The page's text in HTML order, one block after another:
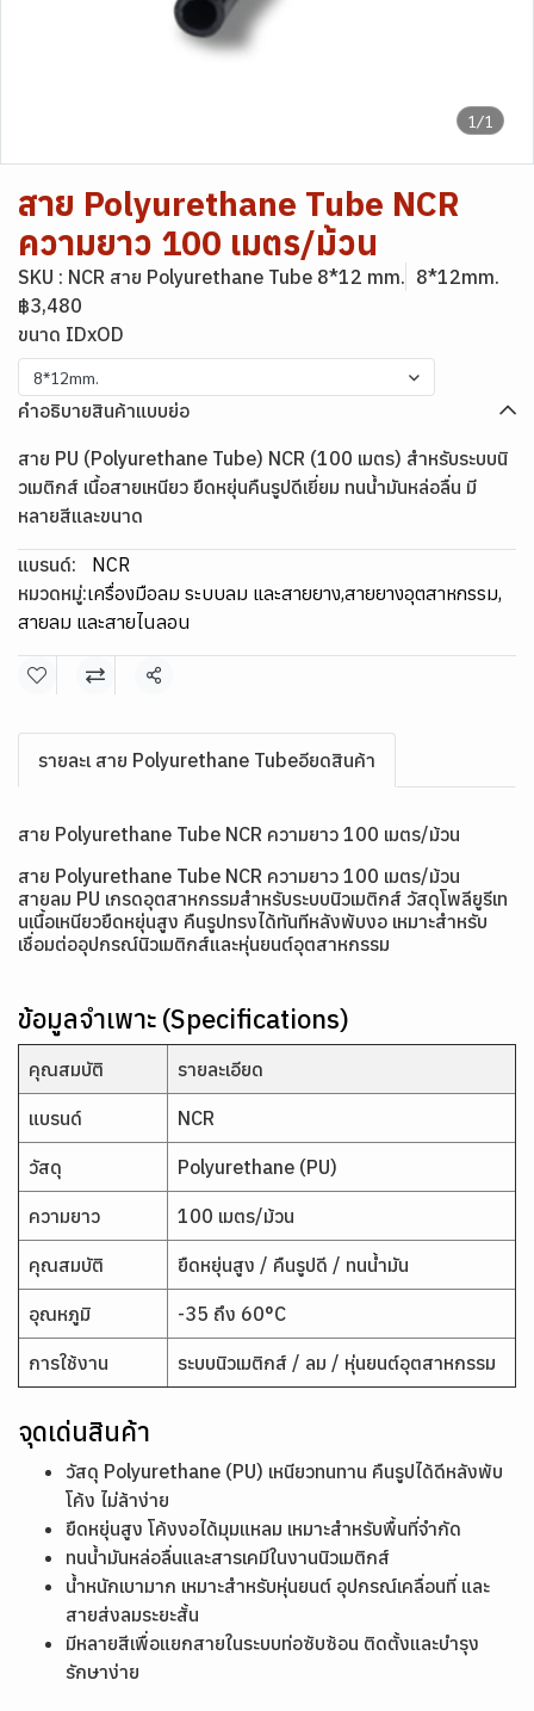
1/1
สาย Polyurethane Tube NCR
ความยาว 100 เมตร/ม้วน
SKU : NCR สาย Polyurethane Tube 8*12 mm. 8*12mm.
฿3,480
ขนาด IDxOD
8*12mm.
คำอธิบายสินค้าแบบย่อ
สาย PU (Polyurethane Tube) NCR (100 เมตร) สำหรับระบบนิ
วเมติกส์ เนื้อสายเหนียว ยืดหยุ่นคืนรูปดีเยี่ยม ทนน้ำมันหล่อลื่น มี
หลายสีและขนาด
แบรนด์:
NCR
หมวดหมู่:เครื่องมือลม ระบบลม และสายยาง,สายยางอุตสาหกรรม,
สายลม และสายไนลอน
แชร์
รายละเ สาย Polyurethane Tubeอียดสินค้า
สาย Polyurethane Tube NCR ความยาว 100 เมตร/ม้วน
สาย Polyurethane Tube NCR ความยาว 100 เมตร/ม้วน
สายลม PU เกรดอุตสาหกรรมสำหรับระบบนิวเมติกส์ วัสดุโพลียูรีเท
นเนื้อเหนียวยืดหยุ่นสูง คืนรูปทรงได้ทันทีหลังพับงอ เหมาะสำหรับ
เชื่อมต่ออุปกรณ์นิวเมติกส์และหุ่นยนต์อุตสาหกรรม
ข้อมูลจำเพาะ (Specifications)
คุณสมบัติ รายละเอียด
แบรนด์ NCR
วัสดุ Polyurethane (PU)
ความยาว 100 เมตร/ม้วน
คุณสมบัติ ยืดหยุ่นสูง / คืนรูปดี / ทนน้ำมัน
อุณหภูมิ -35 ถึง 60°C
การใช้งาน ระบบนิวเมติกส์ / ลม / หุ่นยนต์อุตสาหกรรม
จุดเด่นสินค้า
วัสดุ Polyurethane (PU) เหนียวทนทาน คืนรูปได้ดีหลังพับ
โค้ง ไม่ล้าง่าย
ยืดหยุ่นสูง โค้งงอได้มุมแหลม เหมาะสำหรับพื้นที่จำกัด
ทนน้ำมันหล่อลื่นและสารเคมีในงานนิวเมติกส์
น้ำหนักเบามาก เหมาะสำหรับหุ่นยนต์ อุปกรณ์เคลื่อนที่ และ
สายส่งลมระยะสั้น
มีหลายสีเพื่อแยกสายในระบบท่อซับซ้อน ติดตั้งและบำรุง
รักษาง่าย